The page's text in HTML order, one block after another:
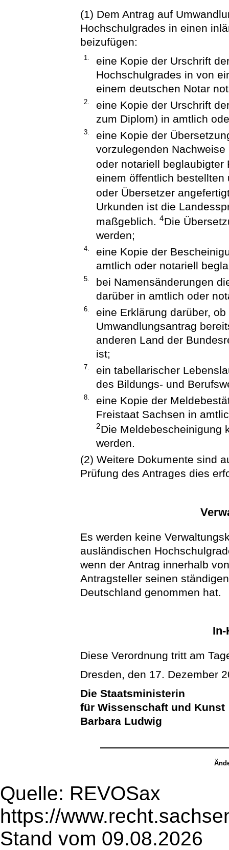
(1) Dem Antrag auf
Hochschulgrades in einen
beizufügen:
1.
eine Kopie der Urschrift
Hochschulgrades in von
einem deutschen Notar
2.
eine Kopie der Urschrift
zum Diplom) in amtlich
3.
eine Kopie der
vorzulegenden
oder notariell beglaubigter
einem öffentlich
oder Übersetzer
Urkunden ist die
maßgeblich. 4Die
werden;
4.
eine Kopie der
amtlich oder notariell
5.
bei Namensänderungen
darüber in amtlich oder
6.
eine Erklärung darüber,
Umwandlungsantrag
anderen Land der
ist;
7.
ein tabellarischer
des Bildungs- und
8.
eine Kopie der
Freistaat Sachsen in
2Die Meldebescheinigung
werden.
(2) Weitere Dokumente sind
Prüfung des Antrages dies
Es werden keine
ausländischen
wenn der Antrag innerhalb
Antragsteller seinen
Deutschland genommen hat.
Diese Verordnung tritt am
Dresden, den 17. Dezember
Die Staatsministerin
für Wissenschaft und Kunst
Barbara Ludwig
Quelle: REVOSax
https://
Stand vom 09.08.2026